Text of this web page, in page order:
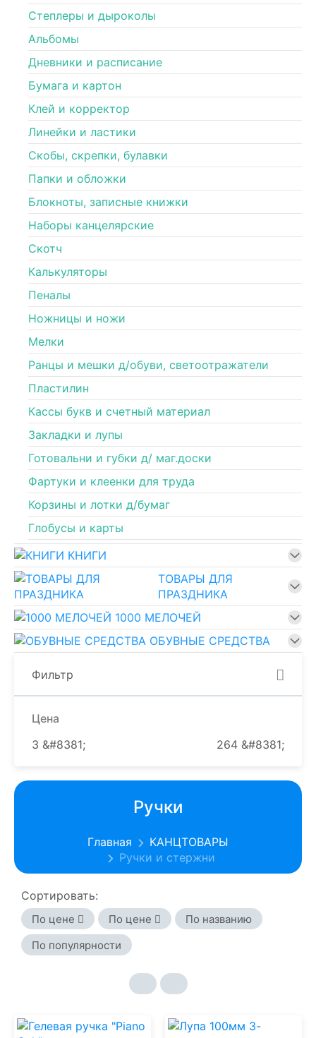
Степлеры и дыроколы
Альбомы
Дневники и расписание
Бумага и картон
Клей и корректор
Линейки и ластики
Скобы, скрепки, булавки
Папки и обложки
Блокноты, записные книжки
Наборы канцелярские
Скотч
Калькуляторы
Пеналы
Ножницы и ножи
Мелки
Ранцы и мешки д/обуви, светоотражатели
Пластилин
Кассы букв и счетный материал
Закладки и лупы
Готовальни и губки д/ маг.доски
Фартуки и клеенки для труда
Корзины и лотки д/бумаг
Глобусы и карты
КНИГИ
ТОВАРЫ ДЛЯ
ПРАЗДНИКА
1000 МЕЛОЧЕЙ
ОБУВНЫЕ СРЕДСТВА
Фильтр
Цена
3 &#8381; 264 &#8381;
Ручки
Главная
КАНЦТОВАРЫ
Ручки и стержни
Сортировать:
По цене По цене
По названию
По популярности